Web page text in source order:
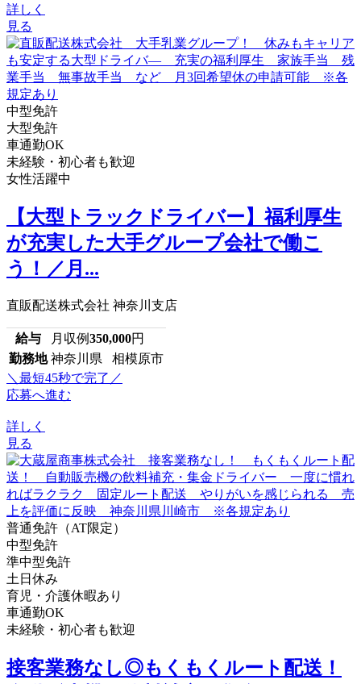
詳しく
見る
中型免許
大型免許
車通勤OK
未経験・初心者も歓迎
女性活躍中
【大型トラックドライバー】福利厚生
が充実した大手グループ会社で働こ
う！／月...
直販配送株式会社 神奈川支店
給与 月収例350,000円
勤務地 神奈川県 相模原市
＼最短45秒で完了／
応募へ進む
詳しく
見る
普通免許（AT限定）
中型免許
準中型免許
土日休み
育児・介護休暇あり
車通勤OK
未経験・初心者も歓迎
接客業務なし◎もくもくルート配送！